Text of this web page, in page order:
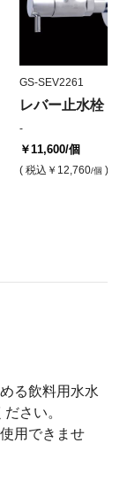
GS-SEV2261
レバー止水栓
-
￥11,600/個
( 税込 ￥12,760/個 )
る飲料用水水
さい。
用できませ